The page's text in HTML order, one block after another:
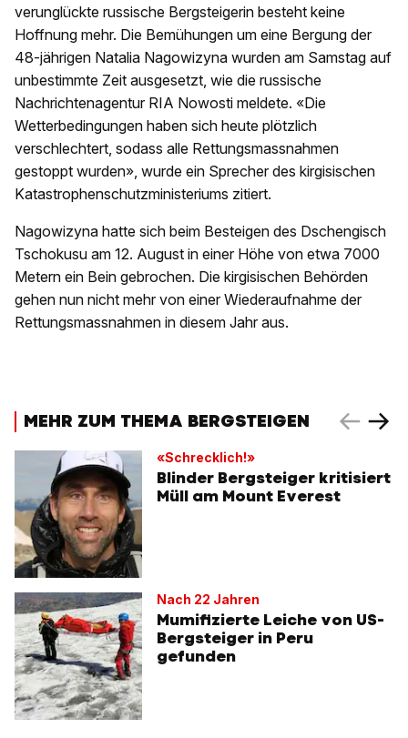
verunglückte russische Bergsteigerin besteht keine
Hoffnung mehr. Die Bemühungen um eine Bergung der
48-jährigen Natalia Nagowizyna wurden am Samstag auf
unbestimmte Zeit ausgesetzt, wie die russische
Nachrichtenagentur RIA Nowosti meldete. «Die
Wetterbedingungen haben sich heute plötzlich
verschlechtert, sodass alle Rettungsmassnahmen
gestoppt wurden», wurde ein Sprecher des kirgisischen
Katastrophenschutzministeriums zitiert.
Nagowizyna hatte sich beim Besteigen des Dschengisch
Tschokusu am 12. August in einer Höhe von etwa 7000
Metern ein Bein gebrochen. Die kirgisischen Behörden
gehen nun nicht mehr von einer Wiederaufnahme der
Rettungsmassnahmen in diesem Jahr aus.
MEHR ZUM THEMA BERGSTEIGEN
«Schrecklich!»
Blinder Bergsteiger kritisiert
Müll am Mount Everest
Nach 22 Jahren
Mumifizierte Leiche von US-
Bergsteiger in Peru
gefunden